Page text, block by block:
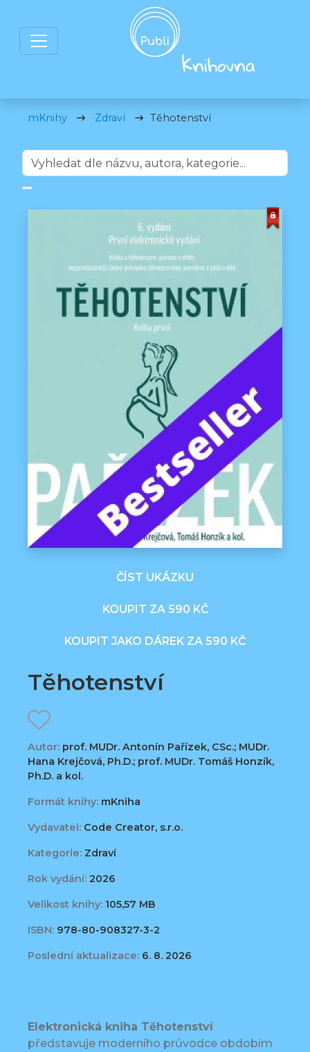
mKnihy Zdraví Těhotenství
ČÍST UKÁZKU
KOUPIT ZA 590 KČ
KOUPIT JAKO DÁREK ZA 590 KČ
Těhotenství
Autor: prof. MUDr. Antonín Pařízek, CSc.; MUDr.
Hana Krejčová, Ph.D.; prof. MUDr. Tomáš Honzík,
Ph.D. a kol.
Formát knihy: mKniha
Vydavatel: Code Creator, s.r.o.
Kategorie: Zdraví
Rok vydání: 2026
Velikost knihy: 105,57 MB
ISBN: 978-80-908327-3-2
Poslední aktualizace: 6. 8. 2026
Elektronická kniha Těhotenství
představuje moderního průvodce obdobím